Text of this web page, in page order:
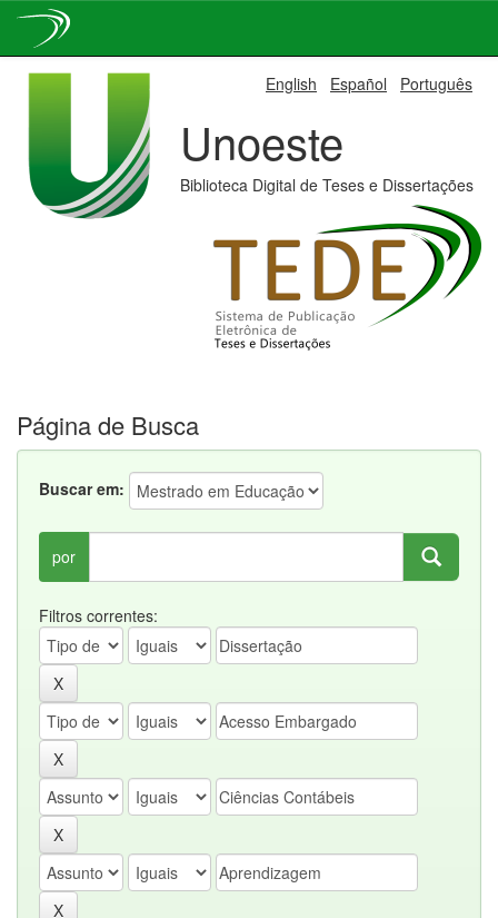
English Español Português
Unoeste
Biblioteca Digital de Teses e Dissertações
Página de Busca
Buscar em:
por
Filtros correntes: